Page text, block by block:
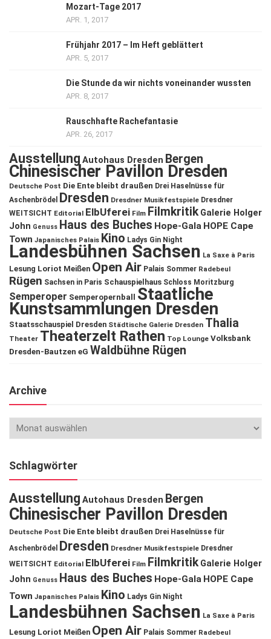
Mozart-Tage 2017
APR. 1, 2017
Frühjahr 2017 – Im Heft geblättert
APR. 5, 2017
Die Stunde da wir nichts voneinander wussten
APR. 8, 2017
Rauschhafte Rachefantasie
APR. 26, 2017
Ausstellung Autohaus Dresden Bergen
Chinesischer Pavillon Dresden
Deutsche Post Die Ente bleibt draußen Drei Haselnüsse für
Aschenbrödel
Dresden Dresdner Musikfestspiele Dresdner
WEITSICHT Editorial ElbUferei Film Filmkritik Galerie Holger
John Genuss Haus des Buches Hope-Gala HOPE Cape
Town Japanisches Palais Kino Ladys Gin Night
Landesbühnen Sachsen La Saxe à Paris
Lesung Loriot Meißen Open Air Palais Sommer Radebeul
Rügen Sachsen in Paris Schauspielhaus Schloss Moritzburg
Semperoper Semperopernball Staatliche
Kunstsammlungen Dresden
Staatsschauspiel Dresden Städtische Galerie Dresden Thalia
Theater Theaterzelt Rathen Top Lounge Volksbank
Dresden-Bautzen eG Waldbühne Rügen
Archive
Schlagwörter
Ausstellung Autohaus Dresden Bergen
Chinesischer Pavillon Dresden
Deutsche Post Die Ente bleibt draußen Drei Haselnüsse für
Aschenbrödel
Dresden Dresdner Musikfestspiele Dresdner
WEITSICHT Editorial ElbUferei Film Filmkritik Galerie Holger
John Genuss Haus des Buches Hope-Gala HOPE Cape
Town Japanisches Palais Kino Ladys Gin Night
Landesbühnen Sachsen La Saxe à Paris
Lesung Loriot Meißen Open Air Palais Sommer Radebeul